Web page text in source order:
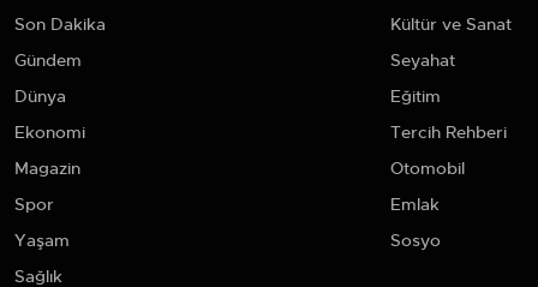
Son Dakika
Gündem
Dünya
Ekonomi
Magazin
Spor
Yaşam
Sağlık
Kültür ve Sanat
Seyahat
Eğitim
Tercih Rehberi
Otomobil
Emlak
Sosyo